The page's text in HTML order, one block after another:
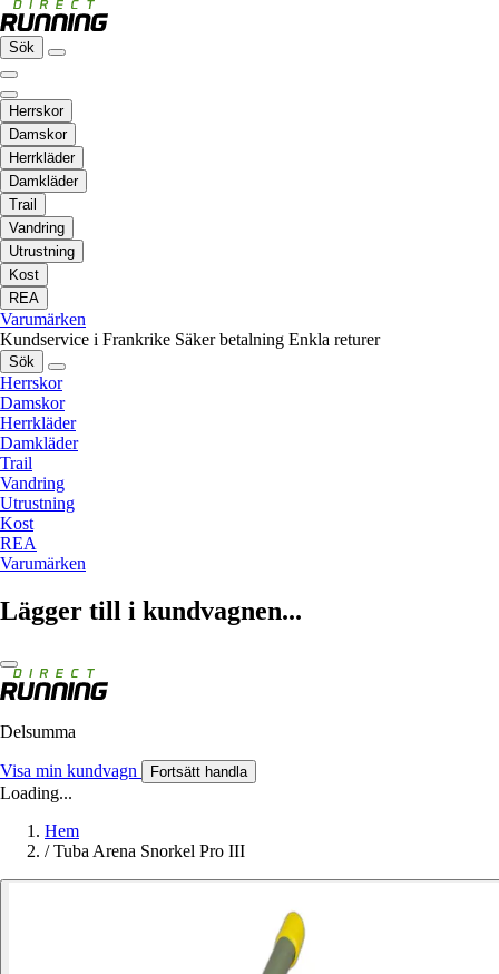
Sök
Herrskor
Damskor
Herrkläder
Damkläder
Trail
Vandring
Utrustning
Kost
REA
Varumärken
Kundservice i Frankrike Säker betalning Enkla returer
Sök
Herrskor
Damskor
Herrkläder
Damkläder
Trail
Vandring
Utrustning
Kost
REA
Varumärken
Lägger till i kundvagnen...
Delsumma
Visa min kundvagn Fortsätt handla
Loading...
Hem
/ Tuba Arena Snorkel Pro III